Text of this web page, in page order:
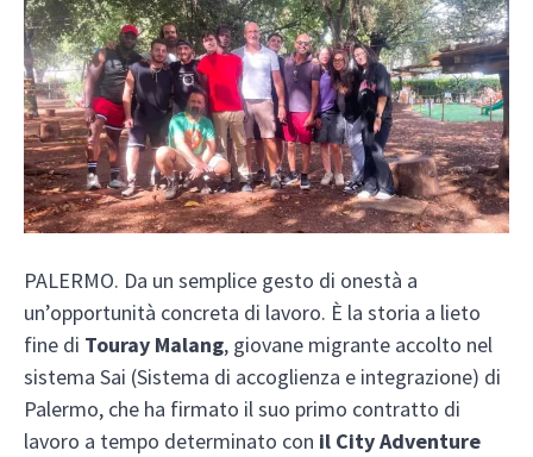
PALERMO. Da un semplice gesto di onestà a
un’opportunità concreta di lavoro. È la storia a lieto
fine di Touray Malang, giovane migrante accolto nel
sistema Sai (Sistema di accoglienza e integrazione) di
Palermo, che ha firmato il suo primo contratto di
lavoro a tempo determinato con il City Adventure